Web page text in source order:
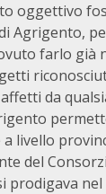
oggettivo
Agrigento,
farlo già
da
livello
del
prodigava